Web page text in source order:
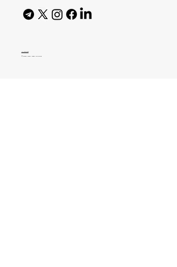
AI Policy
© 2026 High Bar Journal